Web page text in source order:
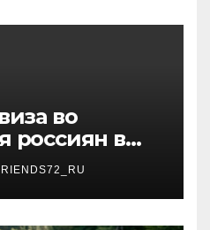
во
россиян в
от 3 дней